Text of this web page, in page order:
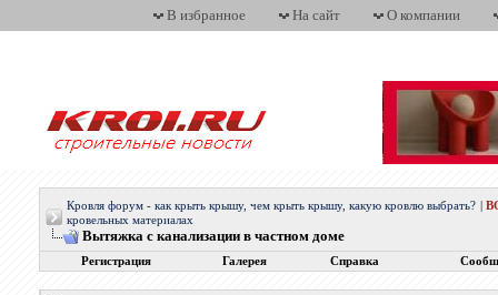
В избранное На сайт О компании
Кровля форум - как крыть крышу, чем крыть крышу, какую кровлю выбрать?
кровельных материалах
Вытяжка с канализации в частном доме
Регистрация Галерея Справка